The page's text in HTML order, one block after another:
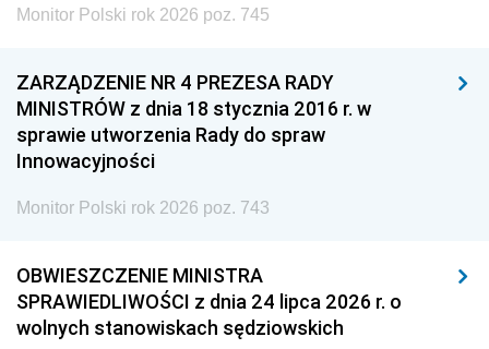
Monitor Polski rok 2026 poz. 745
ZARZĄDZENIE NR 4 PREZESA RADY
MINISTRÓW z dnia 18 stycznia 2016 r. w
sprawie utworzenia Rady do spraw
Innowacyjności
Monitor Polski rok 2026 poz. 743
OBWIESZCZENIE MINISTRA
SPRAWIEDLIWOŚCI z dnia 24 lipca 2026 r. o
wolnych stanowiskach sędziowskich